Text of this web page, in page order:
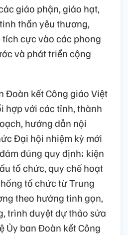
giáo phận, giáo hạt,
thần yêu thương,
cực vào các phong
và phát triển cộng
Đoàn kết Công giáo Việt
hợp với các tỉnh, thành
hướng dẫn nội
Đại hội nhiệm kỳ mới
đúng quy định; kiện
tổ chức, quy chế hoạt
tổ chức từ Trung
theo hướng tinh gọn,
trình duyệt dự thảo sửa
Ủy ban Đoàn kết Công